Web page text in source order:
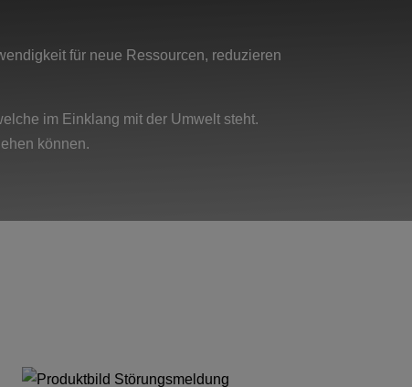
für neue Ressourcen, reduzieren
im Einklang mit der Umwelt steht.
können.